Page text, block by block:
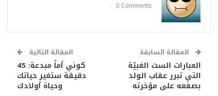
0 Comments
المقالة السابقة
العبارات الست الغبيّة
التي تبرر عقاب الولد
بصفعه على مؤخرته
المقالة التالية
كوني أماً مبدعة: 45
دقيقة ستغير حياتك
وحياة أولادك